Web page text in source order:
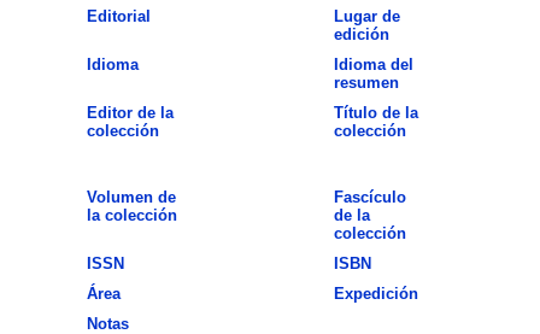
Editorial
Lugar de
edición
Idioma
Idioma del
resumen
Editor de la
colección
Título de la
colección
Volumen de
la colección
Fascículo
de la
colección
ISSN
ISBN
Área
Expedición
Notas